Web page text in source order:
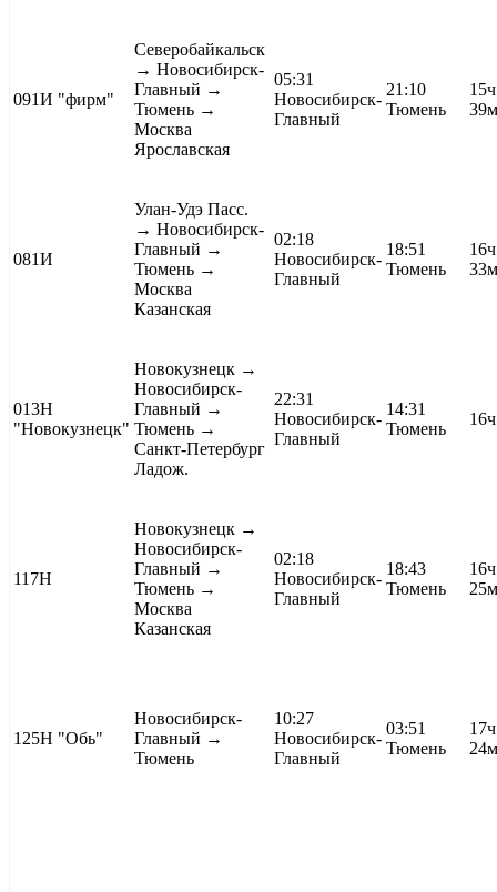
091И "фирм"
Северобайкальск
→ Новосибирск-
Главный →
Тюмень →
Москва
Ярославская
05:31
Новосибирск-
Главный
21:10
Тюмень
15ч
39м
081И
Улан-Удэ Пасс.
→ Новосибирск-
Главный →
Тюмень →
Москва
Казанская
02:18
Новосибирск-
Главный
18:51
Тюмень
16ч
33м
013Н
"Новокузнецк"
Новокузнецк →
Новосибирск-
Главный →
Тюмень →
Санкт-Петербург
Ладож.
22:31
Новосибирск-
Главный
14:31
Тюмень
16ч
117Н
Новокузнецк →
Новосибирск-
Главный →
Тюмень →
Москва
Казанская
02:18
Новосибирск-
Главный
18:43
Тюмень
16ч
25м
125Н "Обь"
Новосибирск-
Главный →
Тюмень
10:27
Новосибирск-
Главный
03:51
Тюмень
17ч
24м